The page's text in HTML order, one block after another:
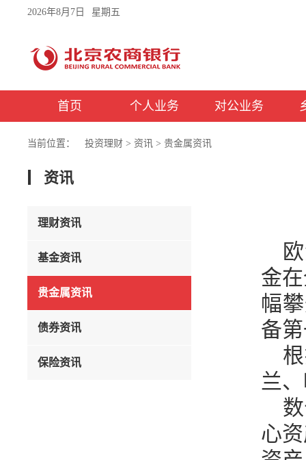
2026年8月7日 星期五
首页 个人业务 对公业务
当前位置： 投资理财 > 资讯 > 贵金属资讯
资讯
理财资讯
基金资讯
贵金属资讯
债券资讯
保险资讯
金
幅
备
兰
心